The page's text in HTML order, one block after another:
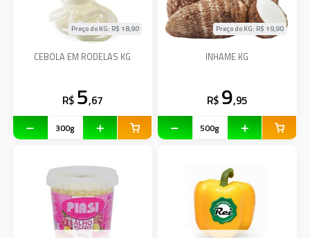
CEBOLA EM RODELAS KG
Preço do KG: R$ 18,90
R$ 5,67
INHAME KG
Preço do KG: R$ 19,90
R$ 9,95